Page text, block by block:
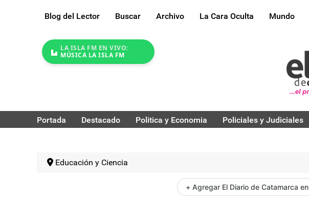
Blog del Lector Buscar Archivo La Cara Oculta Mundo
LA ISLA FM EN VIVO:
MÚSICA LA ISLA FM
Portada Destacado Politica y Economia Policiales y Judiciales
Educación y Ciencia
+ Agregar El Diario de Catamarca en